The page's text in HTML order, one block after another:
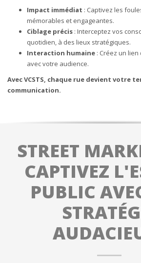
Impact immédiat : Captivez les
mémorables et engageantes.
Ciblage précis : Interceptez vos
quotidien, à des lieux stratégiques.
Interaction humaine : Créez un
avec votre audience.
Avec VCSTS, chaque rue devient votre
communication.
STREET
CAPTIVEZ
PUBLIC